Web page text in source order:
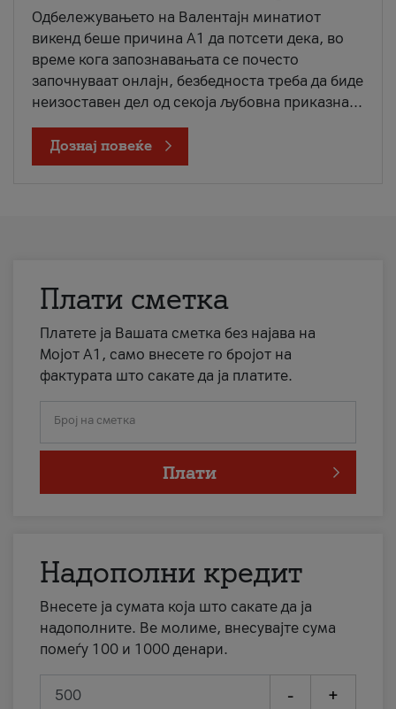
Одбележувањето на Валентајн минатиот
викенд беше причина А1 да потсети дека, во
време кога запознавањата се почесто
започнуваат онлајн, безбедноста треба да биде
неизоставен дел од секоја љубовна приказна...
Дознај повеќе
Плати сметка
Платете ја Вашата сметка без најава на
Мојот А1, само внесете го бројот на
фактурата што сакате да ја платите.
Број на сметка
Плати
Надополни кредит
Внесете ја сумата која што сакате да ја
надополните. Ве молиме, внесувајте сума
помеѓу 100 и 1000 денари.
- +